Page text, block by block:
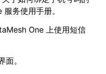
务使用手册。
One 上使用短信
。